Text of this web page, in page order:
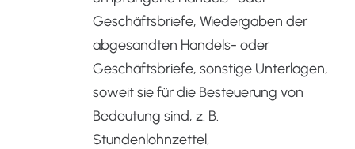
Geschäftsbriefe, Wiedergaben der
abgesandten Handels- oder
Geschäftsbriefe, sonstige Unterlagen,
soweit sie für die Besteuerung von
Bedeutung sind, z. B.
Stundenlohnzettel,